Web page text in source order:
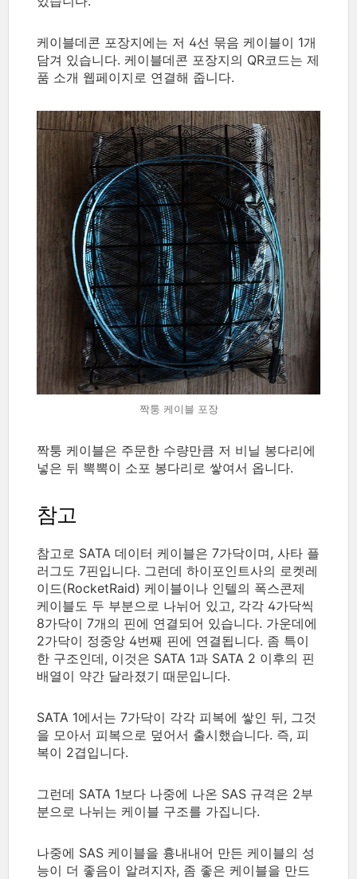
케이블데콘 포장지에는 저 4선 묶음 케이블이 1개
담겨 있습니다. 케이블데콘 포장지의 QR코드는 제
품 소개 웹페이지로 연결해 줍니다.
짝퉁 케이블 포장
짝퉁 케이블은 주문한 수량만큼 저 비닐 봉다리에
넣은 뒤 뽁뽁이 소포 봉다리로 쌓여서 옵니다.
참고
참고로 SATA 데이터 케이블은 7가닥이며, 사타 플
러그도 7핀입니다. 그런데 하이포인트사의 로켓레
이드(RocketRaid) 케이블이나 인텔의 폭스콘제
케이블도 두 부분으로 나뉘어 있고, 각각 4가닥씩
8가닥이 7개의 핀에 연결되어 있습니다. 가운데에
2가닥이 정중앙 4번째 핀에 연결됩니다. 좀 특이
한 구조인데, 이것은 SATA 1과 SATA 2 이후의 핀
배열이 약간 달라졌기 때문입니다.
SATA 1에서는 7가닥이 각각 피복에 쌓인 뒤, 그것
을 모아서 피복으로 덮어서 출시했습니다. 즉, 피
복이 2겹입니다.
그런데 SATA 1보다 나중에 나온 SAS 규격은 2부
분으로 나뉘는 케이블 구조를 가집니다.
나중에 SAS 케이블을 흉내내어 만든 케이블의 성
능이 더 좋음이 알려지자, 좀 좋은 케이블을 만드